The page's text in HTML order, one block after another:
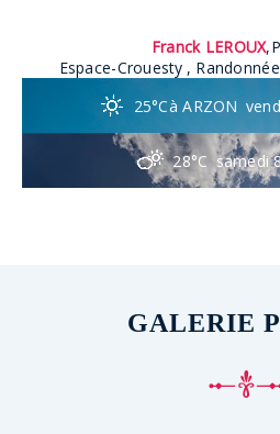
Franck LEROUX,
Espace-Crouesty ,
25°Cà ARZON
28°C samedi
GALERIE